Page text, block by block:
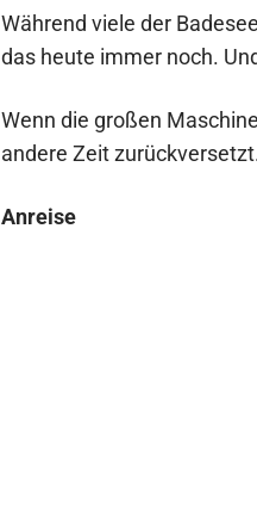
Während viele der
das heute immer noch.
Wenn die großen
andere Zeit
Anreise